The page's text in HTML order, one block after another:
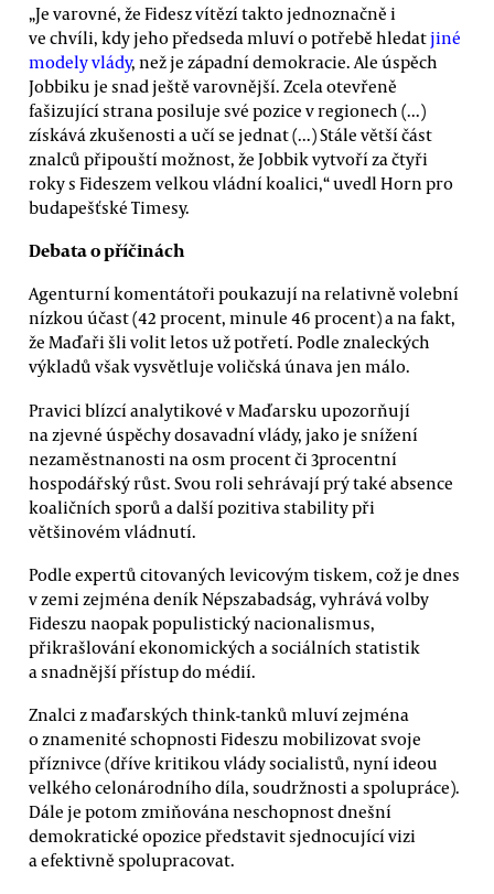
„Je varovné, že Fidesz vítězí takto jednoznačně i
ve chvíli, kdy jeho předseda mluví o potřebě hledatjiné
modely vlády, než je západní demokracie. Ale úspěch
Jobbiku je snad ještě varovnější. Zcela otevřeně
fašizující strana posiluje své pozice v regionech (...)
získává zkušenosti a učí se jednat (...) Stále větší část
znalců připouští možnost, že Jobbik vytvoří za čtyři
roky s Fideszem velkou vládní koalici,“ uvedl Horn pro
budapešťské Timesy.
Debata o příčinách
Agenturní komentátoři poukazují na relativně volební
nízkou účast (42 procent, minule 46 procent) a na fakt,
že Maďaři šli volit letos už potřetí. Podle znaleckých
výkladů však vysvětluje voličská únava jen málo.
Pravici blízcí analytikové v Maďarsku upozorňují
na zjevné úspěchy dosavadní vlády, jako je snížení
nezaměstnanosti na osm procent či 3procentní
hospodářský růst. Svou roli sehrávají prý také absence
koaličních sporů a další pozitiva stability při
většinovém vládnutí.
Podle expertů citovaných levicovým tiskem, což je dnes
v zemi zejména deník Népszabadság, vyhrává volby
Fideszu naopak populistický nacionalismus,
přikrašlování ekonomických a sociálních statistik
a snadnější přístup do médií.
Znalci z maďarských think-tanků mluví zejména
o znamenité schopnosti Fideszu mobilizovat svoje
příznivce (dříve kritikou vlády socialistů, nyní ideou
velkého celonárodního díla, soudržnosti a spolupráce).
Dále je potom zmiňována neschopnost dnešní
demokratické opozice představit sjednocující vizi
a efektivně spolupracovat.